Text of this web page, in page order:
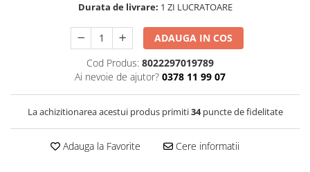
Durata de livrare: 1 ZI LUCRATOARE
ADAUGA IN COS
Cod Produs: 8022297019789
Ai nevoie de ajutor? 0378 11 99 07
La achizitionarea acestui produs primiti34puncte de fidelitate
Adauga la Favorite Cere informatii